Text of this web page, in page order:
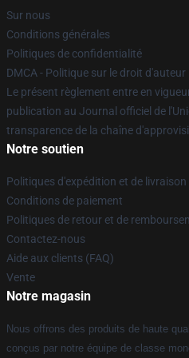
Sur nous
Conditions générales
Politiques de confidentialité
DMCA - Politique sur le droit d'auteur
Le présent règlement entre en
publication au Journal officiel de
transparence de la chaîne
Notre soutien
Politiques d'expédition et de livraison
Conditions de paiement
Politiques de retour et de
Contactez-nous
Aide aux clients (FAQ)
Vente
Notre magasin
Nous offrons des produits de haute
conçus par notre équipe de classe